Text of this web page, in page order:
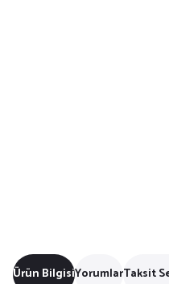
Ürün BilgisiYorumlarTaksit